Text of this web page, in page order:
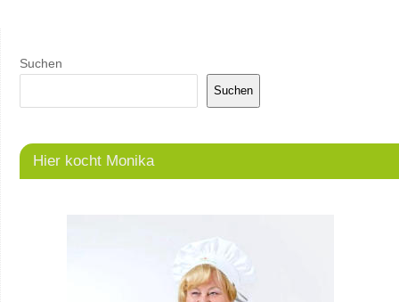
Suchen
Suchen
Hier kocht Monika